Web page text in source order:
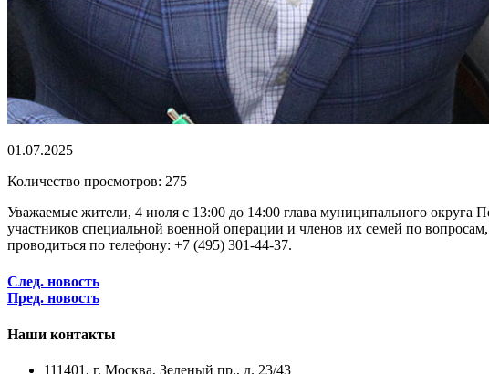
01.07.2025
Количество просмотров: 275
Уважаемые жители, 4 июля с 13:00 до 14:00 глава муниципального
участников специальной военной операции и членов их семей по
проводиться по телефону: +7 (495) 301-44-37.
След. новость
Пред. новость
Наши контакты
111401, г. Москва, Зеленый пр., д. 23/43